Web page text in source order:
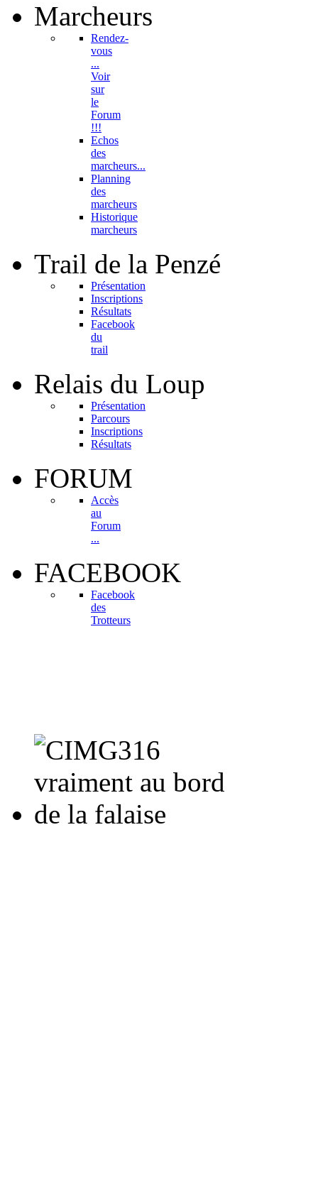
Marcheurs
Rendez-
vous
...
Voir
sur
le
Forum
!!!
Echos
des
marcheurs...
Planning
des
marcheurs
Historique
marcheurs
Trail de la Penzé
Présentation
Inscriptions
Résultats
Facebook
du
trail
Relais du Loup
Présentation
Parcours
Inscriptions
Résultats
FORUM
Accès
au
Forum
...
FACEBOOK
Facebook
des
Trotteurs